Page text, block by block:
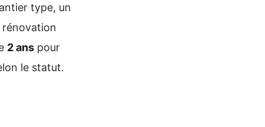
type, un
rénovation
2 ans pour
le statut.